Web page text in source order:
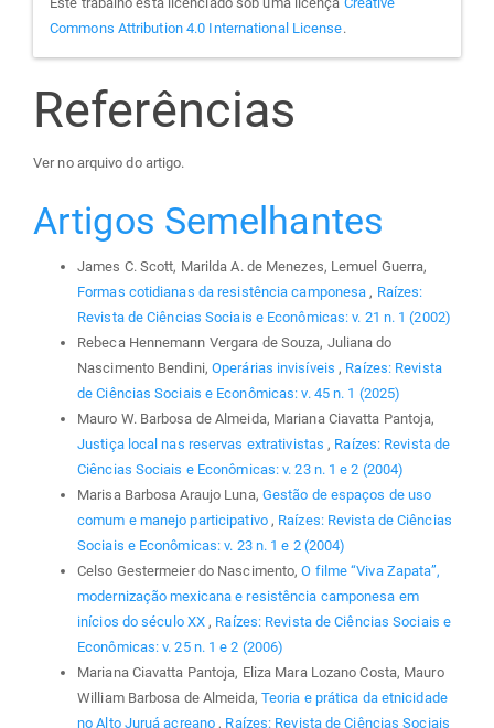
Commons Attribution 4.0 International License.
Referências
Ver no arquivo do artigo.
Artigos Semelhantes
James C. Scott, Marilda A. de Menezes, Lemuel Guerra,
Formas cotidianas da resistência camponesa, Raízes:
Revista de Ciências Sociais e Econômicas: v. 21 n. 1 (2002)
Rebeca Hennemann Vergara de Souza, Juliana do
Nascimento Bendini, Operárias invisíveis, Raízes: Revista
de Ciências Sociais e Econômicas: v. 45 n. 1 (2025)
Mauro W. Barbosa de Almeida, Mariana Ciavatta Pantoja,
Justiça local nas reservas extrativistas, Raízes: Revista de
Ciências Sociais e Econômicas: v. 23 n. 1 e 2 (2004)
Marisa Barbosa Araujo Luna, Gestão de espaços de uso
comum e manejo participativo , Raízes: Revista de Ciências
Sociais e Econômicas: v. 23 n. 1 e 2 (2004)
Celso Gestermeier do Nascimento,O filme “Viva Zapata”,
modernização mexicana e resistência camponesa em
inícios do século XX, Raízes: Revista de Ciências Sociais e
Econômicas: v. 25 n. 1 e 2 (2006)
Mariana Ciavatta Pantoja, Eliza Mara Lozano Costa, Mauro
William Barbosa de Almeida, Teoria e prática da etnicidade
no Alto Juruá acreano, Raízes: Revista de Ciências Sociais